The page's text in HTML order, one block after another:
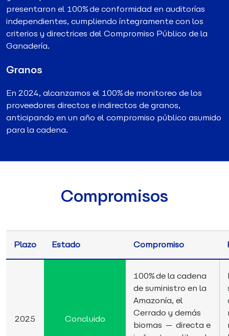
presentaron el 100% de conformidad en auditorías
independientes, cumpliendo íntegramente con los
criterios y directrices del Compromiso Público de la
Ganadería.
Granos
En 2024, alcanzamos el 100% de monitoreo de los
proveedores directos e indirectos de granos,
anticipando en un año el compromiso público asumido
para la cadena.
Compromisos
Plazo Estado Compromiso
2025 Concluido
100% de la cadena
de suministro en la
Amazonía, el
Cerrado y demás
biomas — directa e